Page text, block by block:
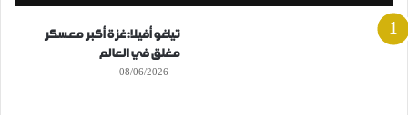
تياغو أفيلا: غزة أكبر معسكر
مغلق في العالم
08/06/2026